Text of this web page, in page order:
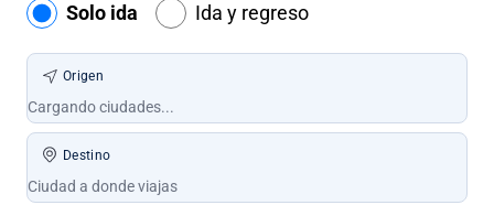
Solo ida Ida y regreso
Origen
Destino